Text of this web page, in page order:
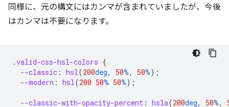
同様に、元の構文にはカンマが含まれていましたが、今後
はカンマは不要になります。
.valid-css-hsl-colors {
--classic : hsl(200deg, 50%, 50%);
--modern : hsl(200 50% 50%);
--classic-with-opacity-percent : hsla(200deg, 50%,